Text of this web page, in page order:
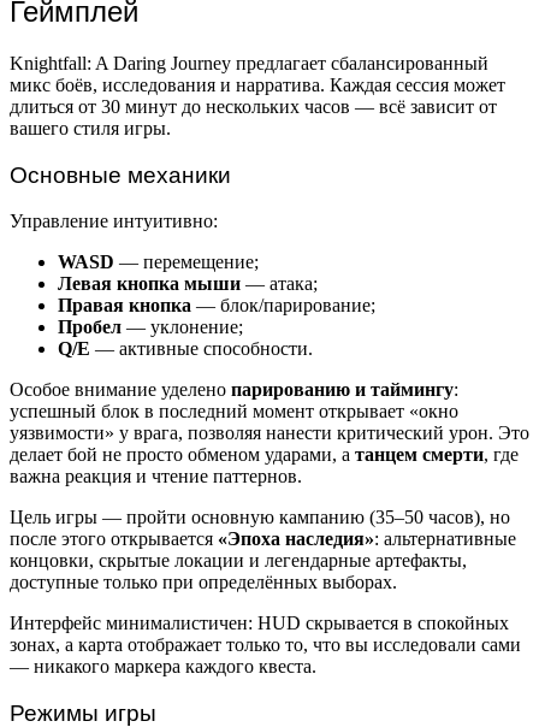
Геймплей
Knightfall: A Daring Journey предлагает сбалансированный
микс боёв, исследования и нарратива. Каждая сессия может
длиться от 30 минут до нескольких часов — всё зависит от
вашего стиля игры.
Основные механики
Управление интуитивно:
WASD — перемещение;
Левая кнопка мыши — атака;
Правая кнопка — блок/парирование;
Пробел — уклонение;
Q/E — активные способности.
Особое внимание уделено парированию и таймингу:
успешный блок в последний момент открывает «окно
уязвимости» у врага, позволяя нанести критический урон. Это
делает бой не просто обменом ударами, а танцем смерти, где
важна реакция и чтение паттернов.
Цель игры — пройти основную кампанию (35–50 часов), но
после этого открывается «Эпоха наследия»: альтернативные
концовки, скрытые локации и легендарные артефакты,
доступные только при определённых выборах.
Интерфейс минималистичен: HUD скрывается в спокойных
зонах, а карта отображает только то, что вы исследовали сами
— никакого маркера каждого квеста.
Режимы игры